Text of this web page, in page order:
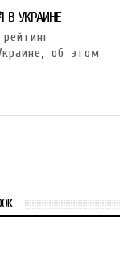
УКРАИНЕ
об этом